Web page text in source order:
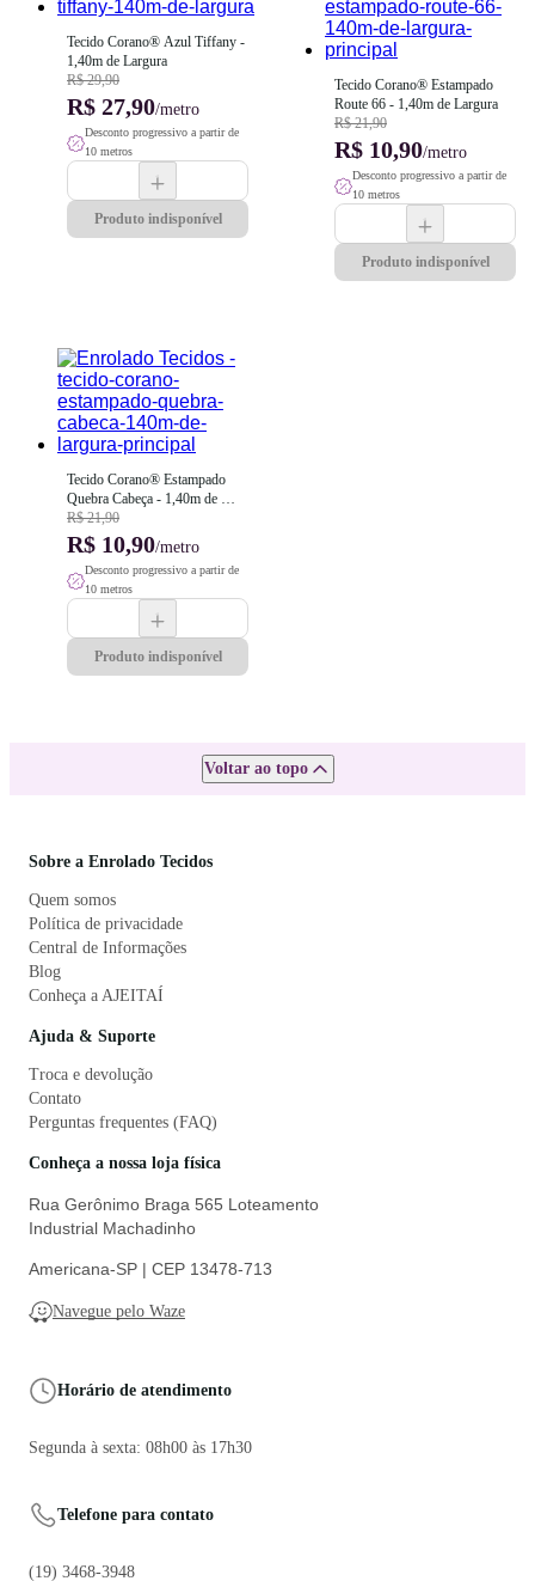
Tecido Corano® Azul Tiffany -
1,40m de Largura
R$ 29,90
R$ 27,90/metro
Desconto progressivo a partir de
10 metros
Produto indisponível
Tecido Corano® Estampado
Route 66 - 1,40m de Largura
R$ 21,90
R$ 10,90/metro
Desconto progressivo a partir de
10 metros
Produto indisponível
Tecido Corano® Estampado
Quebra Cabeça - 1,40m de
Largura
R$ 21,90
R$ 10,90/metro
Desconto progressivo a partir de
10 metros
Produto indisponível
Voltar ao topo
Sobre a Enrolado Tecidos
Quem somos
Política de privacidade
Central de Informações
Blog
Conheça a AJEITAÍ
Ajuda & Suporte
Troca e devolução
Contato
Perguntas frequentes (FAQ)
Conheça a nossa loja física
Rua Gerônimo Braga 565 Loteamento
Industrial Machadinho
Americana-SP | CEP 13478-713
Navegue pelo Waze
Horário de atendimento
Segunda à sexta: 08h00 às 17h30
Telefone para contato
(19) 3468-3948